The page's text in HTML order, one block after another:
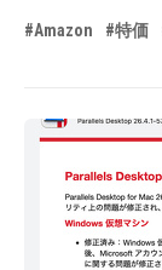
#Amazon #特価